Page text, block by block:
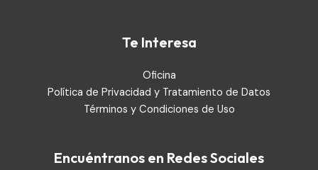
Te Interesa
Oficina
Política de Privacidad y Tratamiento de Datos
Términos y Condiciones de Uso
Encuéntranos en Redes Sociales